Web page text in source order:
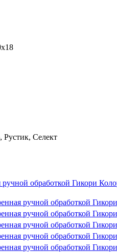
Рустик, Селект